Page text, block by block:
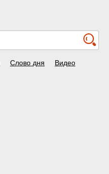
Слово дня Видео